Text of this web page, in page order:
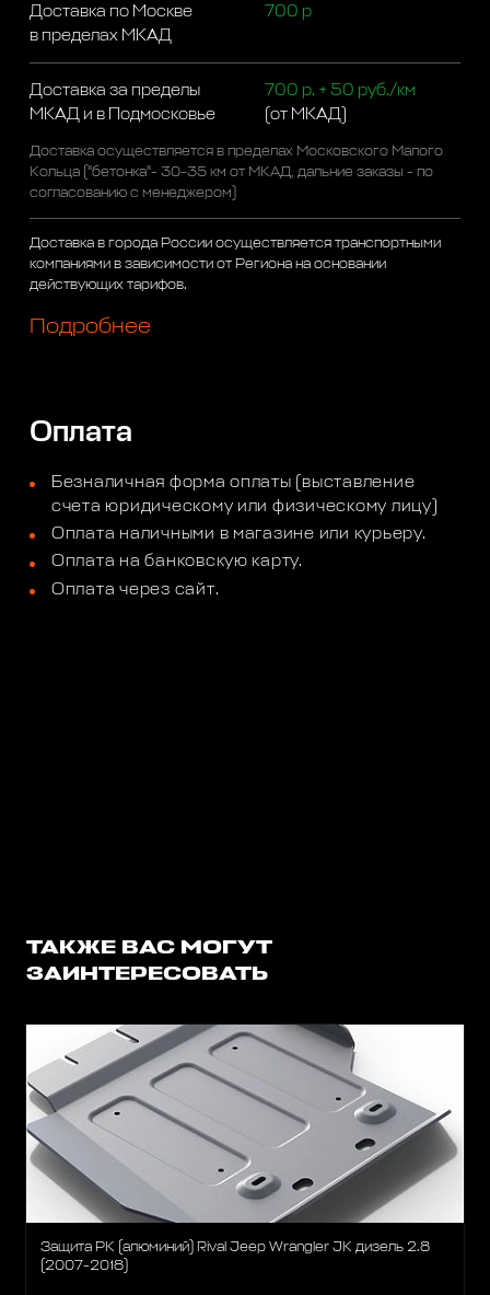
Доставка по Москве
в пределах МКАД
700 р
Доставка за пределы
МКАД и в Подмосковье
700 р. + 50 руб./км
(от МКАД)
Доставка осуществляется в пределах Московского Малого
Кольца ("бетонка"- 30-35 км от МКАД, дальние заказы - по
согласованию с менеджером)
Доставка в города России осуществляется транспортными
компаниями в зависимости от Региона на основании
действующих тарифов.
Подробнее
Оплата
Безналичная форма оплаты (выставление
счета юридическому или физическому лицу)
Оплата наличными в магазине или курьеру.
Оплата на банковскую карту.
Оплата через сайт.
ТАКЖЕ ВАС МОГУТ
ЗАИНТЕРЕСОВАТЬ
Защита РК (алюминий) Rival Jeep Wrangler JK дизель 2.8
(2007-2018)